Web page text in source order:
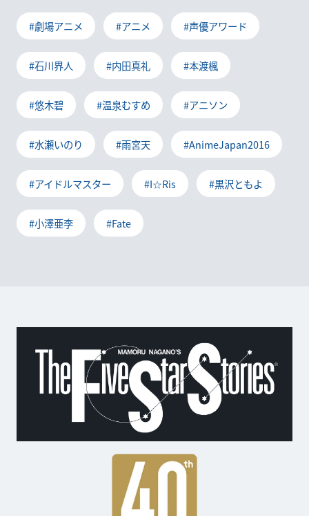
#劇場アニメ #アニメ #声優アワード
#石川界人 #内田真礼 #本渡楓
#悠木碧 #温泉むすめ #アニソン
#水瀬いのり #雨宮天 #AnimeJapan2016
#アイドルマスター #I☆Ris #黒沢ともよ
#小澤亜李 #Fate